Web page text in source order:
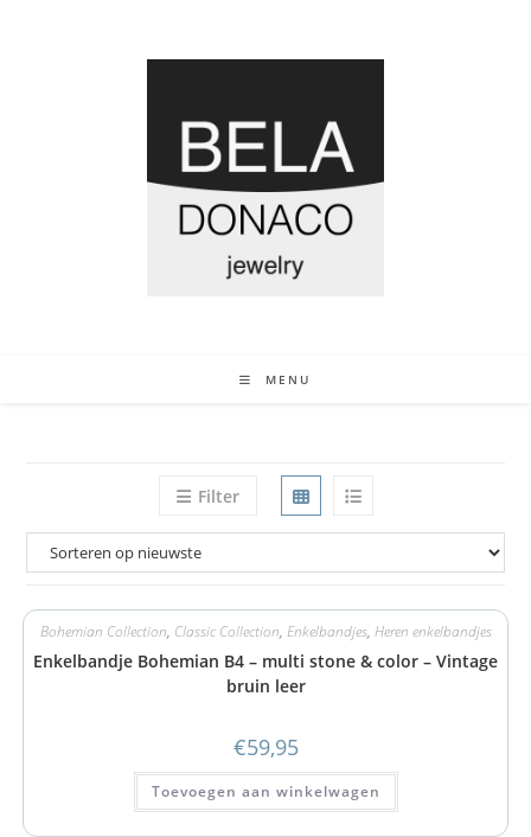
MENU
Filter
Bohemian Collection, Classic Collection, Enkelbandjes, Heren enkelbandjes
Enkelbandje Bohemian B4 – multi stone & color – Vintage
bruin leer
€59,95
Toevoegen aan winkelwagen